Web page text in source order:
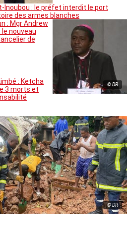
Inoubou : le préfet interdit le port
des armes blanches
© DR
: Mgr Andrew
le nouveau
de
: Ketcha
3 morts et
© DR